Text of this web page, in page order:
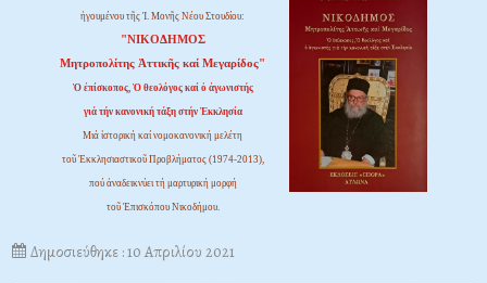
ἡγουμένου τῆς Ἱ. Μονῆς Νέου Στουδίου:
"ΝΙΚΟΔΗΜΟΣ
Μητροπολίτης Ἀττικῆς καί Μεγαρίδος"
Ὁ ἐπίσκοπος, Ὁ θεολόγος καί ὁ ἀγωνιστής
γιά τήν κανονική τάξη στήν Ἐκκλησία
Μιά ἱστορική καί νομοκανονική μελέτη
τοῦ Ἐκκλησιαστικοῦ Προβλήματος (1974-2013),
πού ἀναδεικνύει τή μαρτυρική μορφή
τοῦ Ἐπισκόπου Νικοδήμου.
Δημοσιεύθηκε : 10 Απριλίου 2021